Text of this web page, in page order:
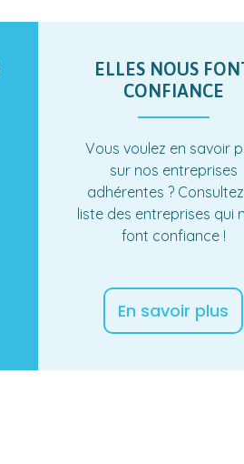
ELLES NOUS
CONFIANCE
Vous voulez en savoir
sur nos entreprises
adhérentes ?
liste des entreprises qui
font confiance !
En savoir plus